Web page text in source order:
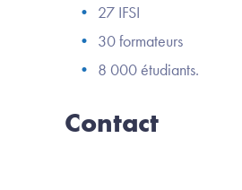
27 IFSI
30 formateurs
8 000 étudiants.
Contact